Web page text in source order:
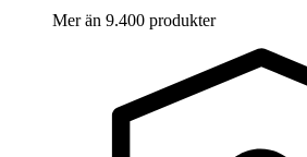
Mer än 9.400 produkter